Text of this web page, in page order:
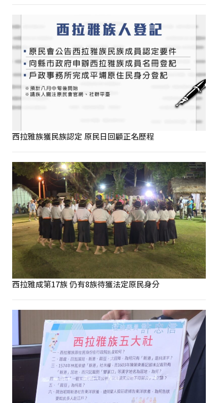
西拉雅族獲民族認定 原民日回顧正名歷程
西拉雅成第17族 仍有8族待獲法定原民身分